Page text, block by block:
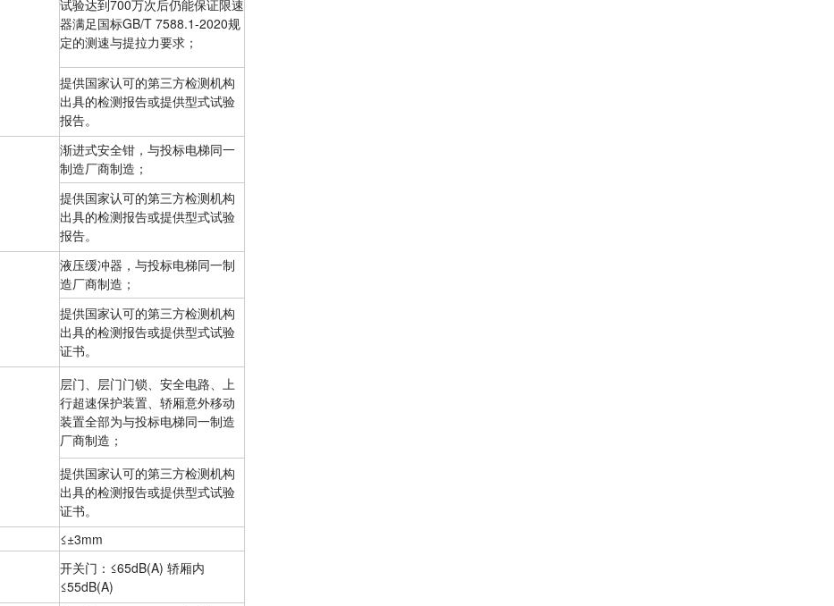
试验达到700万次后仍能保证限速
器满足国标GB/T 7588.1-2020规
定的测速与提拉力要求；
提供国家认可的第三方检测机构
出具的检测报告或提供型式试验
报告。
渐进式安全钳，与投标电梯同一
制造厂商制造；
提供国家认可的第三方检测机构
出具的检测报告或提供型式试验
报告。
液压缓冲器，与投标电梯同一制
造厂商制造；
提供国家认可的第三方检测机构
出具的检测报告或提供型式试验
证书。
层门、层门门锁、安全电路、上
行超速保护装置、轿厢意外移动
装置全部为与投标电梯同一制造
厂商制造；
提供国家认可的第三方检测机构
出具的检测报告或提供型式试验
证书。
≤±3mm
开关门：≤65dB(A) 轿厢内
≤55dB(A)